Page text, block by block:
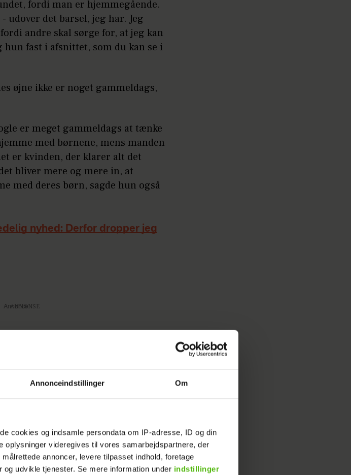
Annonceindstillinger Om
cookies og indsamle persondata om IP-adresse, ID og din
videregives til vores samarbejdspartnere, der
annoncer, levere tilpasset indhold, foretage
udvikle tjenester. Se mere information under indstillinger
fordi man er hjemmegående.
udover det barsel, jeg har. Jeg
andre skal sørge for, at jeg kan
fast i afsnittet, som du kan se i
øjne ikke er noget gammeldags,
er meget gammeldags at tænke
med børnene, mens manden
er kvinden, der klarer alt det
bliver mere og mere in, at
med deres børn, sagde hun også
nyhed: Derfor dropper jeg
Annonce
børn et par timer om ugen, efter
. Årsagen til det var, at den unge
blogog Instagram-profil, fordi de
end hun i første omgang